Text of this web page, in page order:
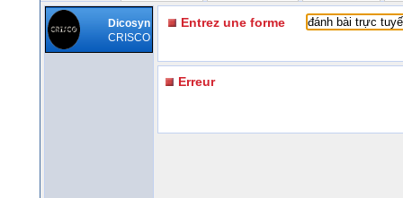
Dicosyn
CRISCO
Entrez une forme
Erreur